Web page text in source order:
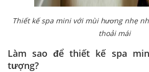
Thiết kế spa mini với mùi hương nhẹ
thoải mái
Làm sao để thiết kế spa
tượng?